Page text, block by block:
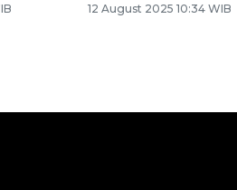
12 August 2025 10:34 WIB